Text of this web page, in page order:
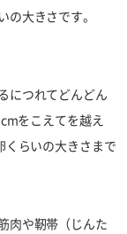
大きさです。
につれてどんどん
をこえてを越え
くらいの大きさまで
肉や靭帯（じんた